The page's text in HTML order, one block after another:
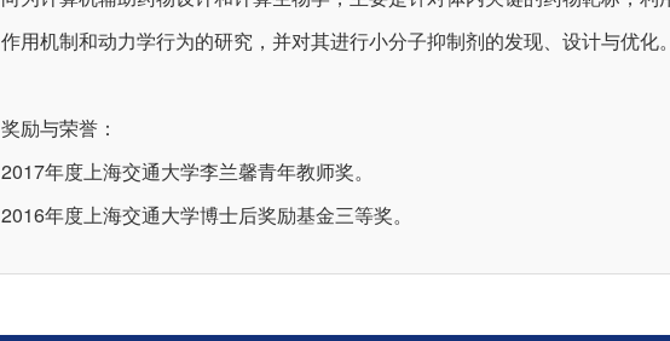
作用机制和动力学行为的研究，并对其进行小分子抑制剂的发现、设计与优化。
奖励与荣誉：
2017年度上海交通大学李兰馨青年教师奖。
2016年度上海交通大学博士后奖励基金三等奖。